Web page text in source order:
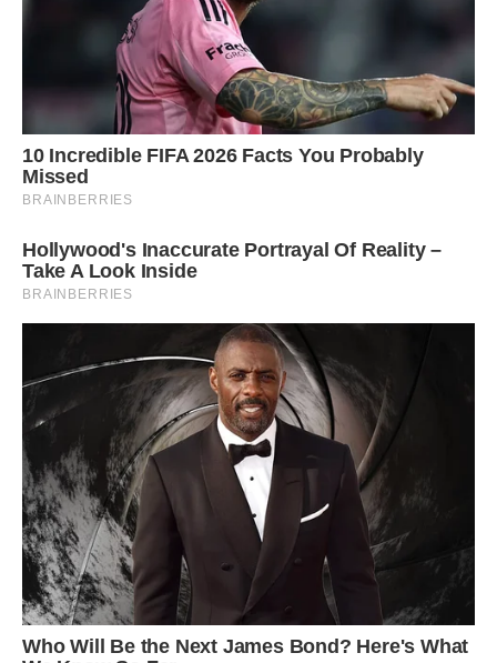
Вітаю з днем ангела, Микита! Будь захисником людей,
тварин, всього живого на Землі. Будь покровителем
коханих, і нехай вони оберігають тебе у відповідь. Хай
щастя тебе оточує, а близькі підтримають і допоможут в
прозі і віршах
янголу за те, що оберігає тебе! Будь щасливий, любий!
* * *
Микито! Сьогодні важливий привід для смс! Сьогодні твої
іменини! Сподіваюся, що ти ніколи не змінишся, а янгол на
твоєму плечі тобі в цьому допомагає!
Фото ілюстративне, з вільних джерел.
Сподобалася стаття? Поділіться з друзями на Facebook.